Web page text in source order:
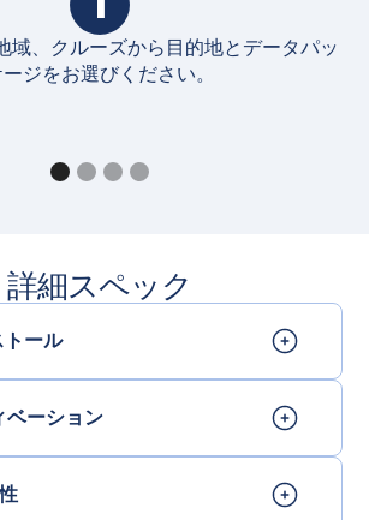
域、クルーズから目的地とデータパッ
ジをお選びください。
詳細スペック
ール
ーション